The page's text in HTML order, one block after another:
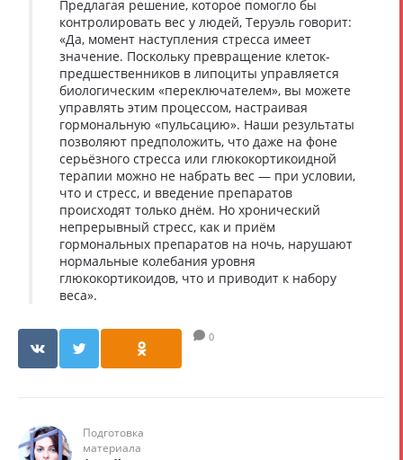
Предлагая решение, которое помогло бы
контролировать вес у людей, Теруэль говорит:
«Да, момент наступления стресса имеет
значение. Поскольку превращение клеток-
предшественников в липоциты управляется
биологическим «переключателем», вы можете
управлять этим процессом, настраивая
гормональную «пульсацию». Наши результаты
позволяют предположить, что даже на фоне
серьёзного стресса или глюкокортикоидной
терапии можно не набрать вес — при условии,
что и стресс, и введение препаратов
происходят только днём. Но хронический
непрерывный стресс, как и приём
гормональных препаратов на ночь, нарушают
нормальные колебания уровня
глюкокортикоидов, что и приводит к набору
веса».
0
Подготовка
материала